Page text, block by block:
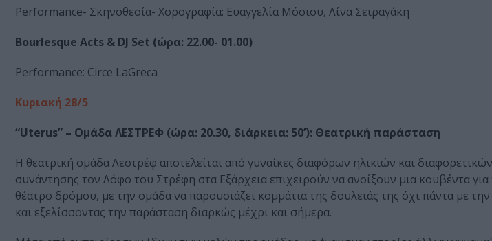
Performance- Σκηνοθεσία- Χορογραφία: Ευαγγελία Μόσιου, Λίνα Σειραγάκη
Bourlesque Acts & DJ Set (ώρα: 22.00- 01.00)
Performance: Circe LaGreca
Κυριακή 28/5
“Uterus” – Ομάδα ΛΕΣΤΡΕΦ (ώρα: 20.30, διάρκεια: 50’): Θεατρική παράσταση
Η θεατρική ομάδα Λεστρέφ αποτελείται από γυναίκες διαφόρων ηλικιών και
συνάντησης τον Λόφο του Στρέφη στα Εξάρχεια επιχειρούν να ανοίξουν μια κουβέντα
θέατρο δρόμου, με την ομάδα να παρουσιάζει κομμάτια της δουλειάς της όχι πάντα με
και εξελίσσοντας την παράσταση διαρκώς μέχρι και σήμερα.